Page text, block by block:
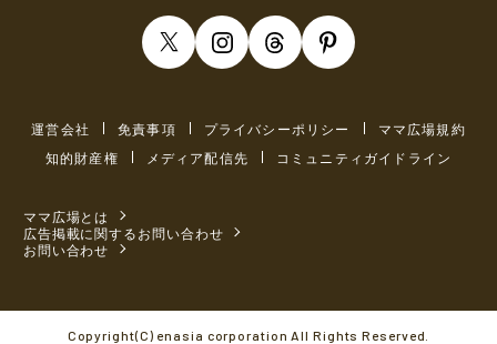
運営会社 免責事項 プライバシーポリシー
ママ広場規約
知的財産権
メディア配信先 コミュニティガイドライン
ママ広場とは
広告掲載に関するお問い合わせ
お問い合わせ
Copyright(C) enasia corporation All Rights Reserved.